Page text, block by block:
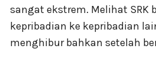
sangat ekstrem. Melihat SRK
kepribadian ke kepribadian
menghibur bahkan setelah